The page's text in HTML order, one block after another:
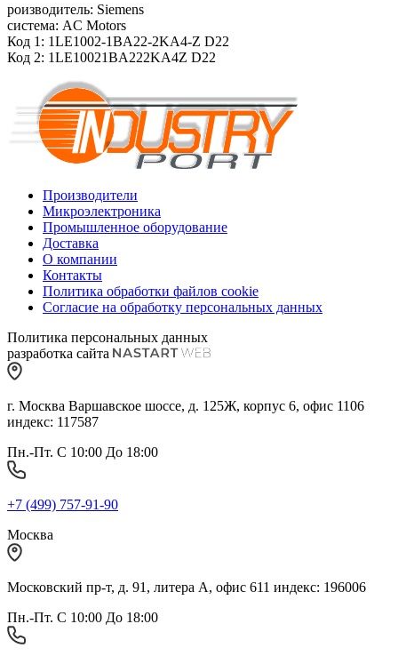
роизводитель: Siemens
система: AC Motors
Код 1: 1LE1002-1BA22-2KA4-Z D22
Код 2: 1LE10021BA222KA4Z D22
Производители
Микроэлектроника
Промышленное оборудование
Доставка
О компании
Контакты
Политика обработки файлов cookie
Согласие на обработку персональных данных
Политика персональных данных
разработка сайта
г. Москва Варшавское шоссе, д. 125Ж, корпус 6, офис 1106
индекс: 117587
Пн.-Пт. С 10:00 До 18:00
+7 (499) 757-91-90
Москва
Московский пр-т, д. 91, литера А, офис 611 индекс: 196006
Пн.-Пт. С 10:00 До 18:00